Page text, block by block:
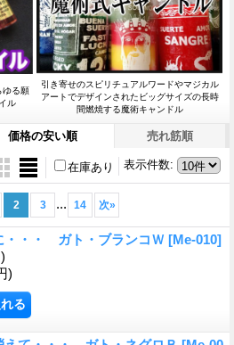
ゆる願
ル
引き寄せのスピリチュアルワードやマジカル
アートでデザインされたビッグサイズの長時
間燃焼する魔術キャンドル
価格の安い順 売れ筋順
表示件数:
在庫あり
2 3 ... 14 次»
・・・ ガト・ブランコＷ [Me-010]
)